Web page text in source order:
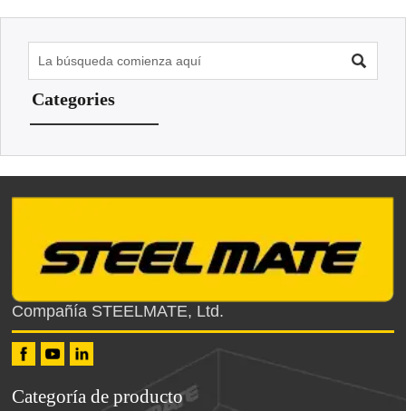

Categories
Compañía STEELMATE, Ltd.
Categoría de producto